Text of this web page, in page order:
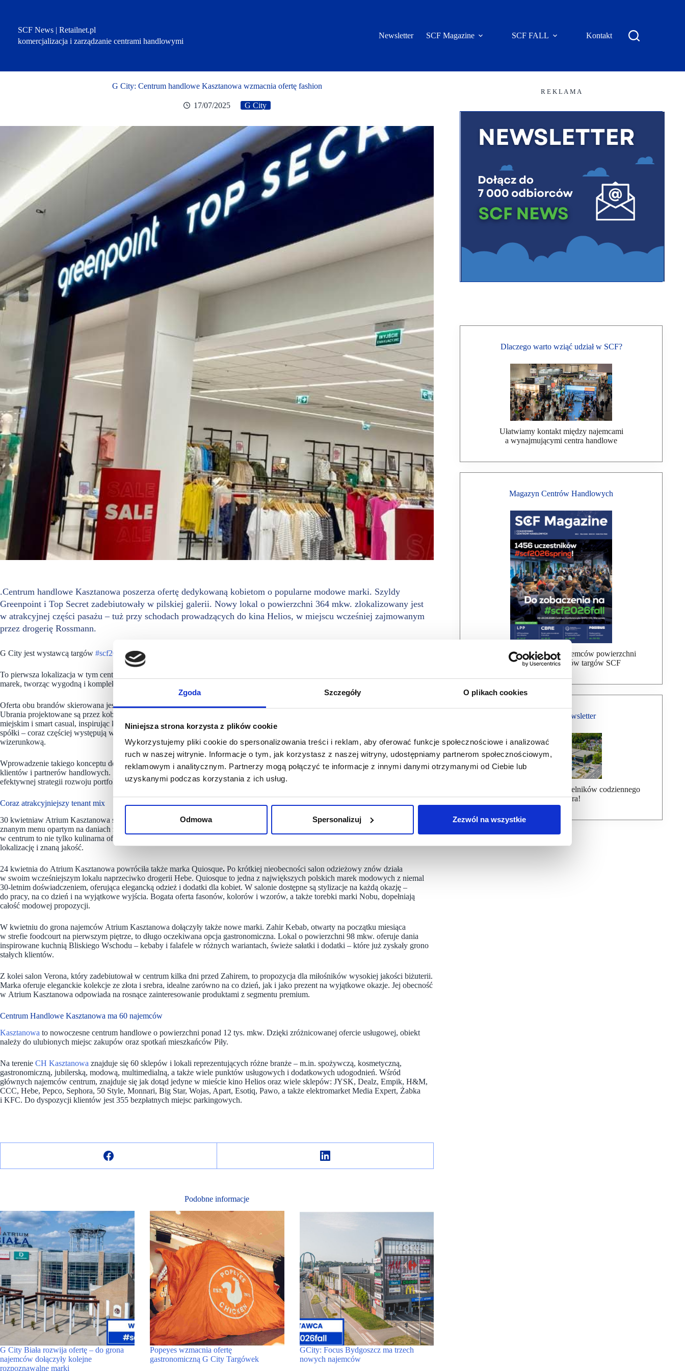
Zgoda Szczegóły O plikach cookies
Niniejsza strona korzysta z plików cookie
Wykorzystujemy pliki cookie do spersonalizowania treści i reklam, aby oferować funkcje społecznościowe i analizować
ruch w naszej witrynie. Informacje o tym, jak korzystasz z naszej witryny, udostępniamy partnerom społecznościowym,
reklamowym i analitycznym. Partnerzy mogą połączyć te informacje z innymi danymi otrzymanymi od Ciebie lub
uzyskanymi podczas korzystania z ich usług.
Odmowa Spersonalizuj Zezwól na wszystkie
SCF News | Retailnet.pl
komercjalizacja i zarządzanie centrami handlowymi
Newsletter SCF Magazine SCF FALL Kontakt
G City: Centrum handlowe Kasztanowa wzmacnia ofertę fashion
17/07/2025 G City
.Centrum handlowe Kasztanowa poszerza ofertę dedykowaną kobietom o popularne modowe marki. Szyldy
Greenpoint i Top Secret zadebiutowały w pilskiej galerii. Nowy lokal o powierzchni 364 mkw. zlokalizowany jest
w atrakcyjnej części pasażu – tuż przy schodach prowadzących do kina Helios, w miejscu wcześniej zajmowanym
przez drogerię Rossmann.
G City jest wystawcą targów #scf2025fall, które odbędą się we wrześniu tego roku, na terenie EXPO XXI w Warszawie.
To pierwsza lokalizacja w tym centrum, w której oba brandy będą działać w jednej przestrzeni handlowej. Salon łączy ofertę obu
marek, tworząc wygodną i kompleksową propozycję dla klientek szukających modnych, sprawdzonych ubrań na każdą okazję.
Oferta obu brandów skierowana jest do kobiet. Greenpoint ceniona jest za klasyczne fasony i elegancję w codziennym wydaniu.
Ubrania projektowane są przez kobiety, które doskonale znają potrzeby swoich klientek. Z kolei Top Secret proponuje ubrania w stylu
miejskim i smart casual, inspirując kobiety do wyrażania siebie poprzez styl. Obie marki – od początku 2024 roku należące do jednej
spółki – coraz częściej występują wspólnie w ramach jednego lokalu, co pozwala zwiększyć wygodę zakupów i spójność
wizerunkową.
Wprowadzenie takiego konceptu do centrum Kasztanowa wpisuje się w trend łączenia marek pod wspólnym dachem, z korzyścią dla
klientów i partnerów handlowych. Salon Greenpoint i Top Secret to nowa jakość na lokalnej mapie modowej, a zarazem przykład
efektywnej strategii rozwoju portfolio w ramach jednego właściciela.
Coraz atrakcyjniejszy tenant mix
30 kwietniaw Atrium Kasztanowa swoje drzwi ponownie otworzyła restauracja KFC. Po odświeżeniu lokalu, marka wraca z dobrze
znanym menu opartym na daniach z kurczaka, cieszącym się niesłabnącą popularnością wśród mieszkańców regionu. Obecność KFC
w centrum to nie tylko kulinarna oferta, ale również gwarancja stałego zainteresowania klientów, którzy doceniają komfortową
lokalizację i znaną jakość.
24 kwietnia do Atrium Kasztanowa powróciła także marka Quiosque. Po krótkiej nieobecności salon odzieżowy znów działa
w swoim wcześniejszym lokalu naprzeciwko drogerii Hebe. Quiosque to jedna z największych polskich marek modowych z niemal
30-letnim doświadczeniem, oferująca elegancką odzież i dodatki dla kobiet. W salonie dostępne są stylizacje na każdą okazję –
do pracy, na co dzień i na wyjątkowe wyjścia. Bogata oferta fasonów, kolorów i wzorów, a także torebki marki Nobu, dopełniają
całość modowej propozycji.
W kwietniu do grona najemców Atrium Kasztanowa dołączyły także nowe marki. Zahir Kebab, otwarty na początku miesiąca
w strefie foodcourt na pierwszym piętrze, to długo oczekiwana opcja gastronomiczna. Lokal o powierzchni 98 mkw. oferuje dania
inspirowane kuchnią Bliskiego Wschodu – kebaby i falafele w różnych wariantach, świeże sałatki i dodatki – które już zyskały grono
stałych klientów.
Z kolei salon Verona, który zadebiutował w centrum kilka dni przed Zahirem, to propozycja dla miłośników wysokiej jakości biżuterii.
Marka oferuje eleganckie kolekcje ze złota i srebra, idealne zarówno na co dzień, jak i jako prezent na wyjątkowe okazje. Jej obecność
w Atrium Kasztanowa odpowiada na rosnące zainteresowanie produktami z segmentu premium.
Centrum Handlowe Kasztanowa ma 60 najemców
Kasztanowa to nowoczesne centrum handlowe o powierzchni ponad 12 tys. mkw. Dzięki zróżnicowanej ofercie usługowej, obiekt
należy do ulubionych miejsc zakupów oraz spotkań mieszkańców Piły.
Na terenie CH Kasztanowa znajduje się 60 sklepów i lokali reprezentujących różne branże – m.in. spożywczą, kosmetyczną,
gastronomiczną, jubilerską, modową, multimedialną, a także wiele punktów usługowych i dodatkowych udogodnień. Wśród
głównych najemców centrum, znajduje się jak dotąd jedyne w mieście kino Helios oraz wiele sklepów: JYSK, Dealz, Empik, H&M,
CCC, Hebe, Pepco, Sephora, 50 Style, Monnari, Big Star, Wojas, Apart, Esotiq, Pawo, a także elektromarket Media Expert, Żabka
i KFC. Do dyspozycji klientów jest 355 bezpłatnych miejsc parkingowych.
Podobne informacje
G City Biała rozwija ofertę – do grona
najemców dołączyły kolejne
rozpoznawalne marki
Popeyes wzmacnia ofertę
gastronomiczną G City Targówek
GCity: Focus Bydgoszcz ma trzech
nowych najemców
R E K L A M A
Dlaczego warto wziąć udział w SCF?
Ułatwiamy kontakt między najemcami
a wynajmującymi centra handlowe
Magazyn Centrów Handlowych
Bezpłatna wysyłka dla najemców powierzchni
handlowej, uczestników targów SCF
Bezpłatny Newsletter
Dołącz do ponad 7000 czytelników codziennego
newslettera!